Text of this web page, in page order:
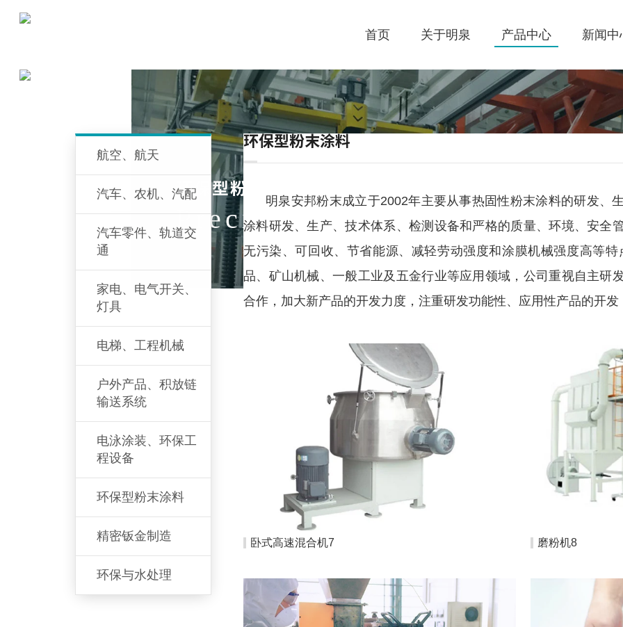
首页
产品中心
关于明泉
合作客户
关于明泉
公司介绍
领导关怀
公司荣誉
党政工团
产品中心
航空、航天
汽车、农机、汽配
电梯、工程机械
户外产品、积放链输送系统
环保与水处理
新闻中
SCROLL
环保型粉末涂料
Precision machining
航空、航天
汽车、农机、汽配
汽车零件、轨道交
通
家电、电气开关、
灯具
电梯、工程机械
户外产品、积放链
输送系统
电泳涂装、环保工
程设备
环保型粉末涂料
精密钣金制造
环保与水处理
环保型粉末涂料
明泉安邦粉末成立于2002年主要从事热固性粉末涂料的研发、
涂料研发、生产、技术体系、检测设备和严格的质量、环境、安全
无污染、可回收、节省能源、减轻劳动强度和涂膜机械强度高等
品、矿山机械、一般工业及五金行业等应用领域，公司重视自主研
合作，加大新产品的开发力度，注重研发功能性、应用性产品的开
卧式高速混合机7 磨粉机8